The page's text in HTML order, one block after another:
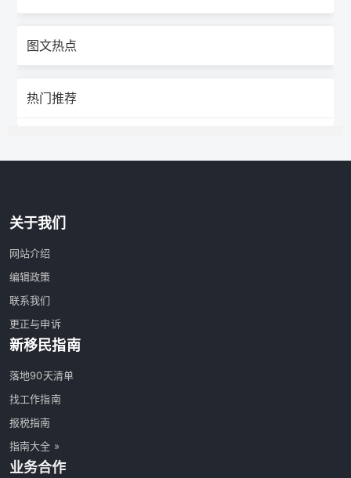
图文热点
热门推荐
关于我们
网站介绍
编辑政策
联系我们
更正与申诉
新移民指南
落地90天清单
找工作指南
报税指南
指南大全 »
业务合作